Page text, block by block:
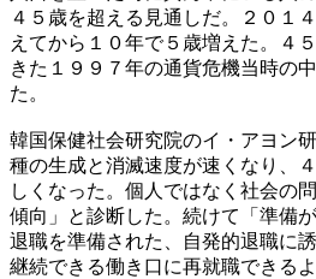
４５歳を超える見通しだ。２０１
えてから１０年で５歳増えた。４
きた１９９７年の通貨危機当時の
た。
韓国保健社会研究院のイ・アヨン
種の生成と消滅速度が速くなり、
しくなった。個人ではなく社会の
傾向」と診断した。続けて「準備
退職を準備された、自発的退職に
継続できる働き口に再就職できる